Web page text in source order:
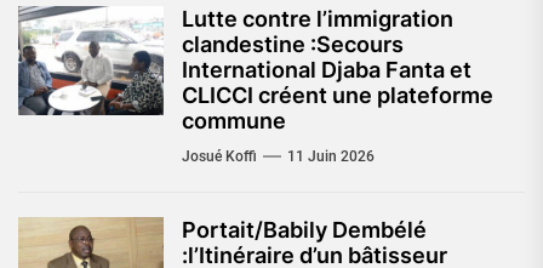
Lutte contre l’immigration
clandestine :Secours
International Djaba Fanta et
CLICCI créent une plateforme
commune
Josué Koffi 11 Juin 2026
Portait/Babily Dembélé
:l’Itinéraire d’un bâtisseur